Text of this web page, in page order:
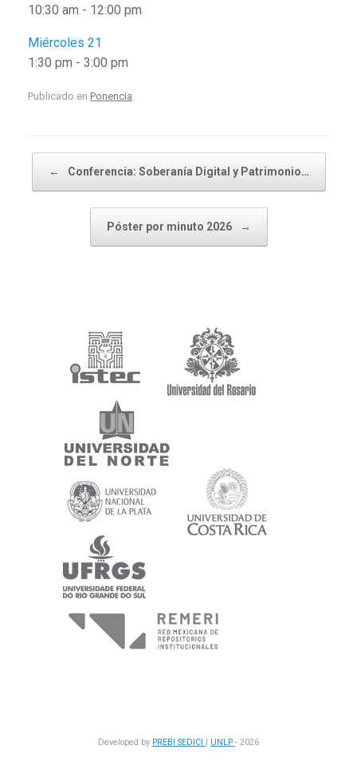
10:30 am - 12:00 pm
Miércoles 21
1:30 pm - 3:00 pm
Publicado en Ponencia
Navegador de artículos
← Conferencia: Soberanía Digital y Patrimonio…
Póster por minuto 2026 →
Developed by PREBI SEDICI | UNLP - 2026